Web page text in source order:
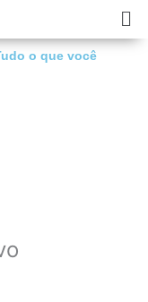
o que você